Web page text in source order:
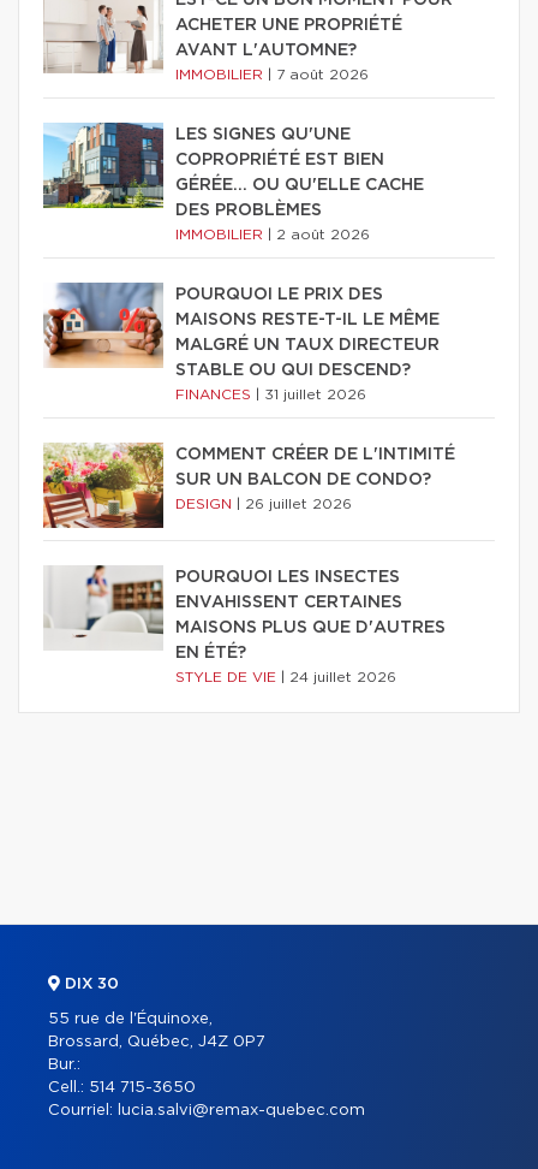
ACHETER UNE PROPRIÉTÉ
AVANT L'AUTOMNE?
IMMOBILIER 7 août 2026
LES SIGNES QU'UNE
COPROPRIÉTÉ EST BIEN
GÉRÉE… OU QU'ELLE CACHE
DES PROBLÈMES
IMMOBILIER 2 août 2026
POURQUOI LE PRIX DES
MAISONS RESTE-T-IL LE MÊME
MALGRÉ UN TAUX DIRECTEUR
STABLE OU QUI DESCEND?
FINANCES 31 juillet 2026
COMMENT CRÉER DE L'INTIMITÉ
SUR UN BALCON DE CONDO?
DESIGN 26 juillet 2026
POURQUOI LES INSECTES
ENVAHISSENT CERTAINES
MAISONS PLUS QUE D'AUTRES
EN ÉTÉ?
STYLE DE VIE 24 juillet 2026
DIX 30
55 rue de l'Équinoxe,
Brossard, Québec, J4Z 0P7
Bur.:
Cell.: 514 715-3650
Courriel:
lucia.salvi@remax-quebec.com